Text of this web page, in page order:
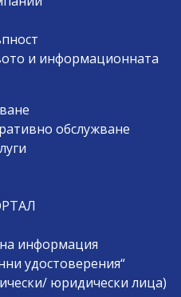
и информационната
обслужване
информация
удостоверения“
юридически лица)